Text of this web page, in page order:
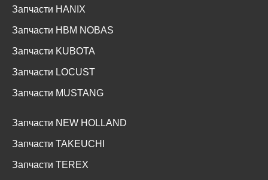
Запчасти HANIX
Запчасти HBM NOBAS
Запчасти KUBOTA
Запчасти LOCUST
Запчасти MUSTANG
Запчасти NEW HOLLAND
Запчасти TAKEUCHI
Запчасти TEREX